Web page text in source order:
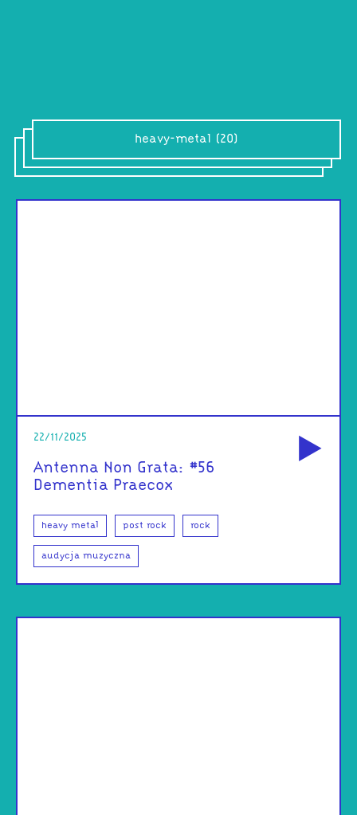
heavy-metal (20)
22/11/2025
Antenna Non Grata: #56
Dementia Praecox
heavy metal post rock rock
audycja muzyczna